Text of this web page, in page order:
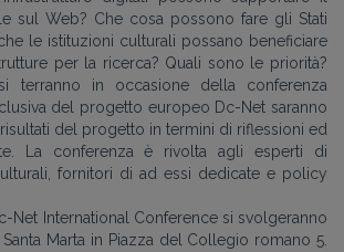
sul Web? Che cosa possono fare gli Stati
le istituzioni culturali possano beneficiare
per la ricerca? Quali sono le priorità?
terranno in occasione della conferenza
del progetto europeo Dc-Net saranno
risultati del progetto in termini di riflessioni ed
La conferenza è rivolta agli esperti di
fornitori di ad essi dedicate e policy
Net International Conference si svolgeranno
Marta in Piazza del Collegio romano 5.